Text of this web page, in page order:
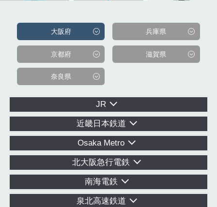
大阪府 兵庫県
京都府 滋賀県
奈良県
JR
近畿日本鉄道
Osaka Metro
北大阪急行電鉄
南海電鉄
泉北高速鉄道